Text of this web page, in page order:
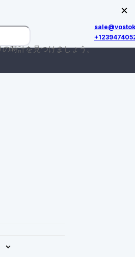
時計を見つけましょう。
×